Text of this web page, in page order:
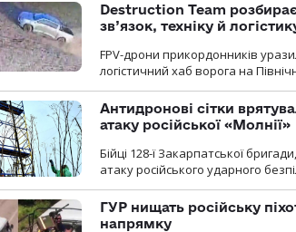
Destruction Team
зв’язок, техніку й
FPV-дрони прикордонників
логістичний хаб ворога на
Антидронові сітки
атаку російської «Молнії»
Бійці 128-ї Закарпатської
атаку російського ударного
ГУР нищать російську
напрямку